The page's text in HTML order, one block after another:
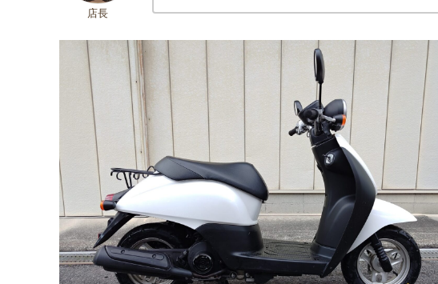
店長